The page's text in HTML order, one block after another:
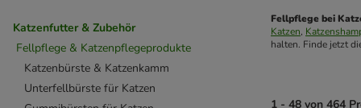
Katzenfutter & Zubehör
Fellpflege & Katzenpflegeprodukte
Katzenbürste & Katzenkamm
Unterfellbürste für Katzen
Fellpflege bei
Katzen,
halten. Finde jetzt
1 - 48 von 464